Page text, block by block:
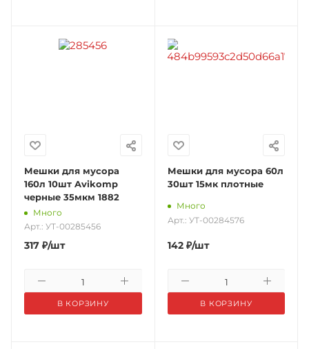
Мешки для мусора
160л 10шт Avikomp
черные 35мкм 1882
Много
Арт.: УТ-00285456
317 ₽/шт
В КОРЗИНУ
Мешки для мусора 60л
30шт 15мк плотные
Много
Арт.: УТ-00284576
142₽/шт
В КОРЗИНУ